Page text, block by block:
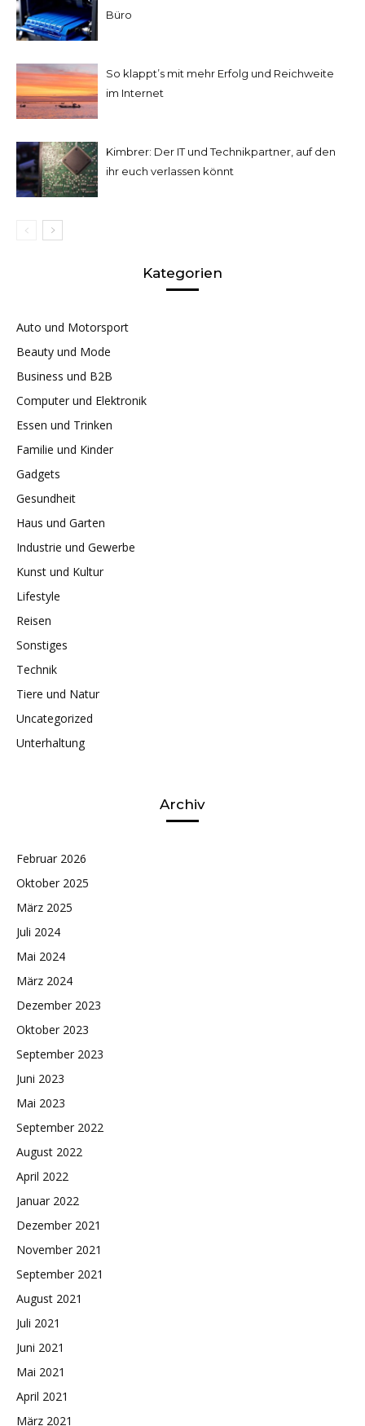
Büro
So klappt’s mit mehr Erfolg und Reichweite
im Internet
Kimbrer: Der IT und Technikpartner, auf den
ihr euch verlassen könnt
Kategorien
Auto und Motorsport
Beauty und Mode
Business und B2B
Computer und Elektronik
Essen und Trinken
Familie und Kinder
Gadgets
Gesundheit
Haus und Garten
Industrie und Gewerbe
Kunst und Kultur
Lifestyle
Reisen
Sonstiges
Technik
Tiere und Natur
Uncategorized
Unterhaltung
Archiv
Februar 2026
Oktober 2025
März 2025
Juli 2024
Mai 2024
März 2024
Dezember 2023
Oktober 2023
September 2023
Juni 2023
Mai 2023
September 2022
August 2022
April 2022
Januar 2022
Dezember 2021
November 2021
September 2021
August 2021
Juli 2021
Juni 2021
Mai 2021
April 2021
März 2021